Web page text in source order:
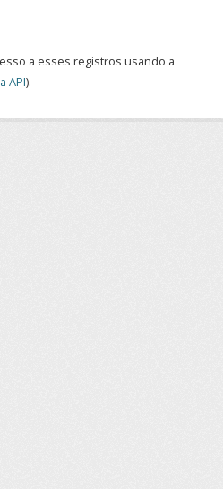
a esses registros usando a
API).